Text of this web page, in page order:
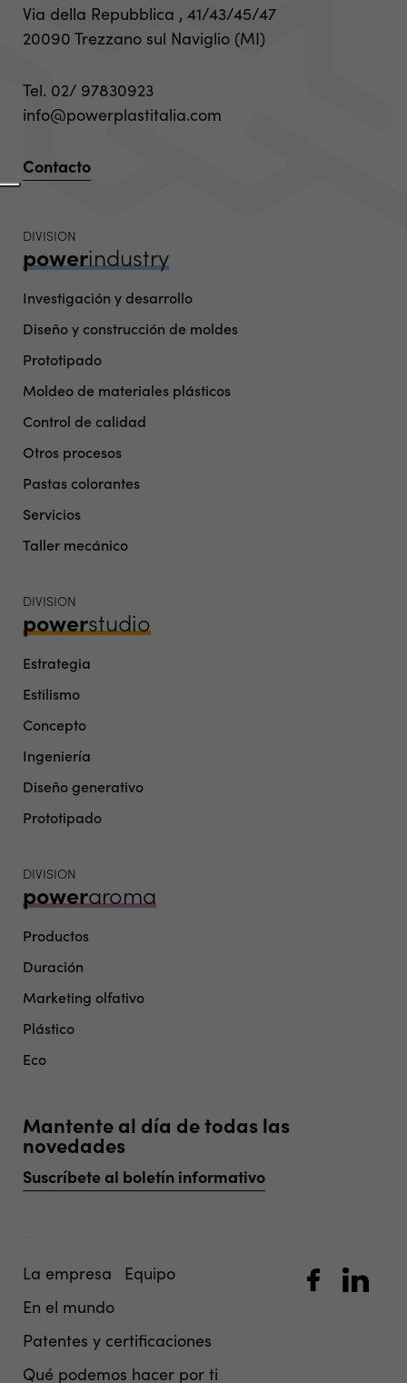
Via della Repubblica , 41/43/45/47
20090 Trezzano sul Naviglio (MI)
Tel. 02/ 97830923
info@powerplastitalia.com
Contacto
DIVISION
powerindustry
Investigación y desarrollo
Diseño y construcción de moldes
Prototipado
Moldeo de materiales plásticos
Control de calidad
Otros procesos
Pastas colorantes
Servicios
Taller mecánico
DIVISION
powerstudio
Estrategia
Estilismo
Concepto
Ingeniería
Diseño generativo
Prototipado
DIVISION
poweraroma
Productos
Duración
Marketing olfativo
Plástico
Eco
Mantente al día de todas las
novedades
Suscríbete al boletín informativo
La empresa
Equipo
En el mundo
Patentes y certificaciones
Qué podemos hacer por ti